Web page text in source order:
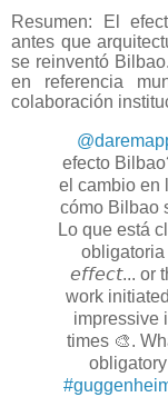
Resumen:
El
antes que
se reinventó Bilbao.
en referencia
colaboración
efecto
el cambio en
cómo Bilbao
Lo que está
𝘦𝘧𝘧𝘦𝘤𝘵... or
work
impressive
times 🎨.